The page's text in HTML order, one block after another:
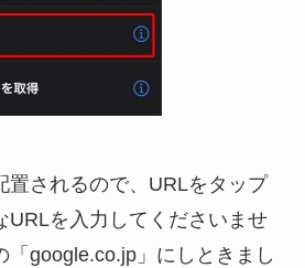
置されるので、URLをタップ
URLを入力してくださいませ
「google.co.jp」にしときまし